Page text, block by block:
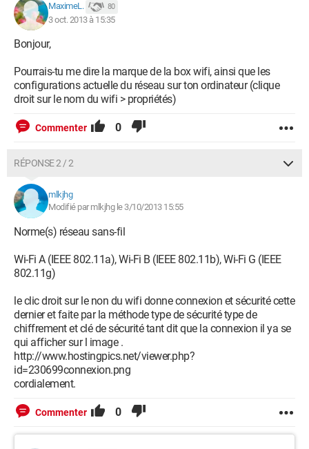
MaximeL. 80
3 oct. 2013 à 15:35
Bonjour,
Pourrais-tu me dire la marque de la box wifi, ainsi que les
configurations actuelle du réseau sur ton ordinateur (clique
droit sur le nom du wifi > propriétés)
Commenter 0
RÉPONSE 2 / 2
mlkjhg
Modifié par mlkjhg le 3/10/2013 15:55
Norme(s) réseau sans-fil
Wi-Fi A (IEEE 802.11a), Wi-Fi B (IEEE 802.11b), Wi-Fi G (IEEE
802.11g)
le clic droit sur le non du wifi donne connexion et sécurité cette
dernier et faite par la méthode type de sécurité type de
chiffrement et clé de sécurité tant dit que la connexion il ya se
qui afficher sur l image .
http://www.hostingpics.net/viewer.php?
id=230699connexion.png
cordialement.
Commenter 0